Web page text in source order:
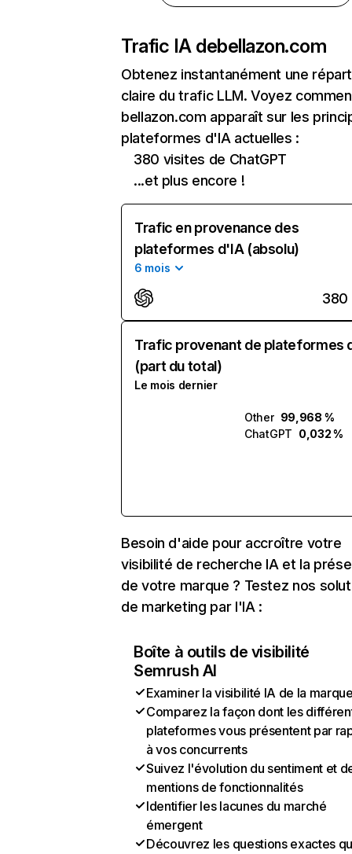
Trafic IA debellazon.com
Obtenez instantanément une
claire du trafic LLM. Voyez
bellazon.com apparaît sur les
plateformes d'IA actuelles :
380 visites de ChatGPT
...et plus encore !
Trafic en provenance des
plateformes d'IA (absolu)
6 mois
380
Trafic provenant de plateformes
(part du total)
Le mois dernier
Other 99,968 %
ChatGPT 0,032 %
Besoin d'aide pour accroître votre
visibilité de recherche IA et la
de votre marque ? Testez nos
de marketing par l'IA :
Boîte à outils de visibilité
Semrush AI
Examiner la visibilité IA de la
Comparez la façon dont les
plateformes vous présentent par
à vos concurrents
Suivez l'évolution du sentiment et
mentions de fonctionnalités
Identifier les lacunes du marché
émergent
Découvrez les questions exactes